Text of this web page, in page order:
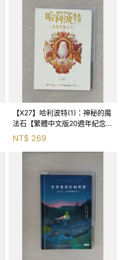
【X27】哈利波特(1)：神秘的魔
法石【繁體中文版20週年紀念】
NT$ 269